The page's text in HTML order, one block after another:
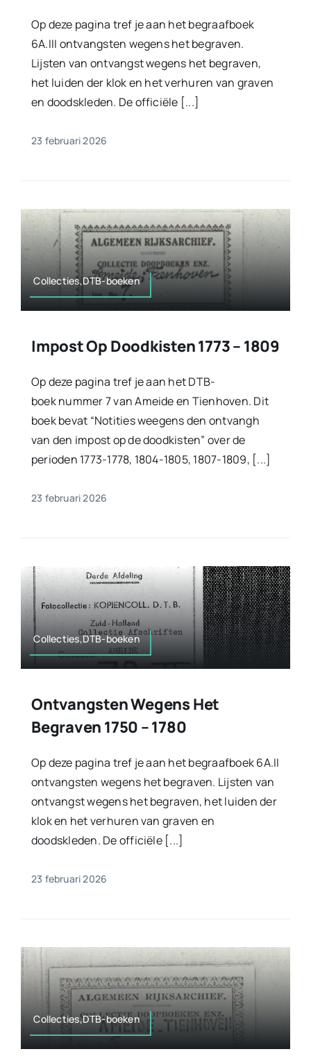
Op deze pagina tref je aan het begraafboek
6A.III ontvangsten wegens het begraven.
Lijsten van ontvangst wegens het begraven,
het luiden der klok en het verhuren van graven
en doodskleden. De officiële [...]
23 februari 2026
Collecties,DTB-boeken
Impost Op Doodkisten 1773 – 1809
Op deze pagina tref je aan het DTB-
boek nummer 7 van Ameide en Tienhoven. Dit
boek bevat “Notities weegens den ontvangh
van den impost op de doodkisten” over de
perioden 1773-1778, 1804-1805, 1807-1809, [...]
23 februari 2026
Collecties,DTB-boeken
Ontvangsten Wegens Het
Begraven 1750 – 1780
Op deze pagina tref je aan het begraafboek 6A.II
ontvangsten wegens het begraven. Lijsten van
ontvangst wegens het begraven, het luiden der
klok en het verhuren van graven en
doodskleden. De officiële [...]
23 februari 2026
Collecties,DTB-boeken